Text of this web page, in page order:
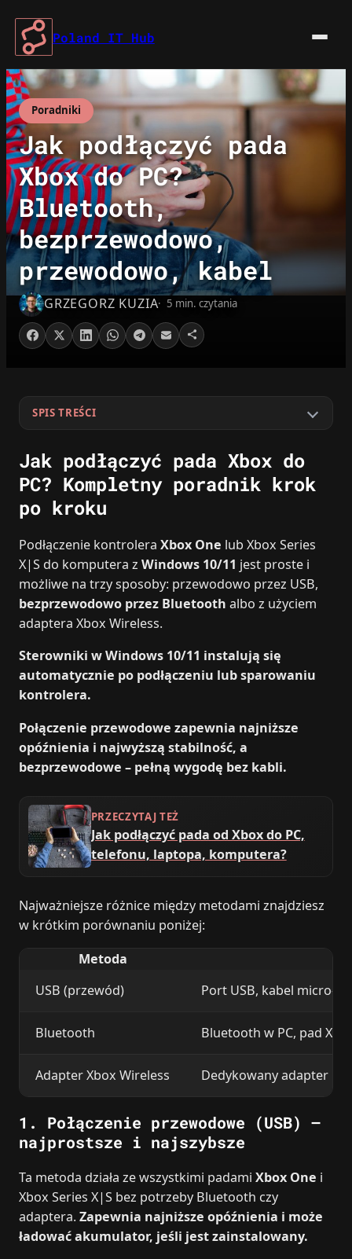
Przejdź
treści
Poland IT Hub
Poradniki
Jak podłączyć pada
Xbox do PC?
Bluetooth,
bezprzewodowo,
przewodowo, kabel
GRZEGORZ KUZIA 5 min. czytania
SPIS TREŚCI
Jak podłączyć pada Xbox do
PC? Kompletny poradnik krok
po kroku
Podłączenie kontrolera Xbox One lub Xbox Series
X|S do komputera z Windows 10/11 jest proste i
możliwe na trzy sposoby: przewodowo przez USB,
bezprzewodowo przez Bluetooth albo z użyciem
adaptera Xbox Wireless.
Sterowniki w Windows 10/11 instalują się
automatycznie po podłączeniu lub sparowaniu
kontrolera.
Połączenie przewodowe zapewnia najniższe
opóźnienia i najwyższą stabilność, a
bezprzewodowe – pełną wygodę bez kabli.
PRZECZYTAJ TEŻ
Jak podłączyć pada od Xbox do PC,
telefonu, laptopa, komputera?
Najważniejsze różnice między metodami znajdziesz
w krótkim porównaniu poniżej:
Metoda
USB (przewód)
Port USB, kabel
Bluetooth Bluetooth w PC, pad
Adapter Xbox Wireless Dedykowany adapter
1. Połączenie przewodowe (USB) –
najprostsze i najszybsze
Ta metoda działa ze wszystkimi padami Xbox One i
Xbox Series X|S bez potrzeby Bluetooth czy
adaptera. Zapewnia najniższe opóźnienia i może
ładować akumulator, jeśli jest zainstalowany.